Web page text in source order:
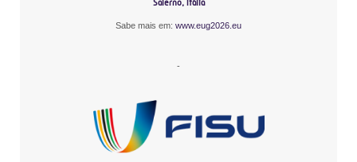
Salerno, Itália
Sabe mais em: www.eug2026.eu
-